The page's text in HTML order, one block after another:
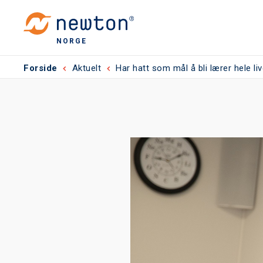
NORGE
Forside Aktuelt Har hatt som mål å bli lærer hele